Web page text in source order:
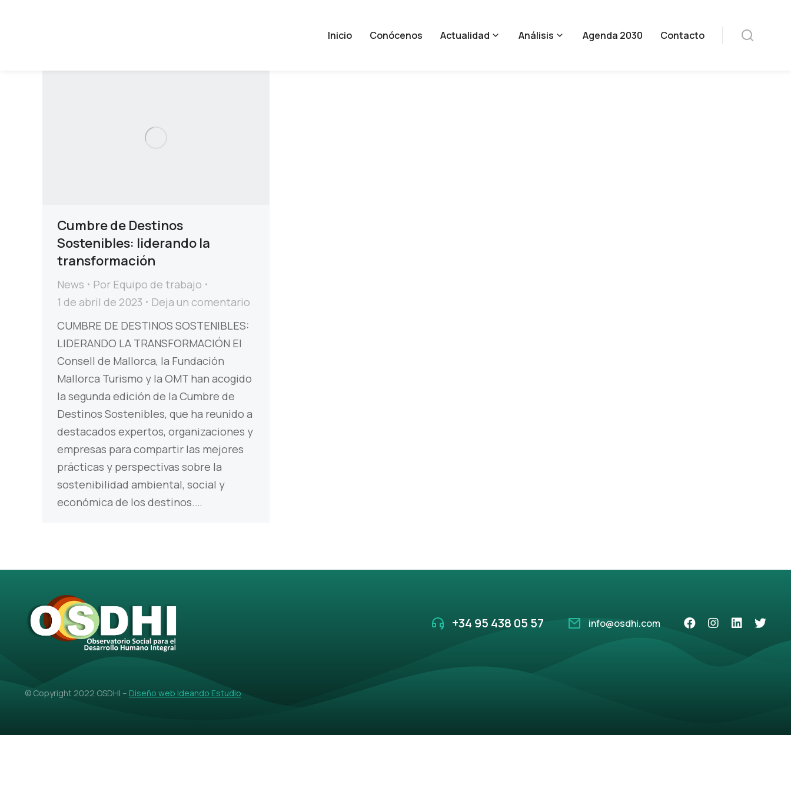
Inicio Conócenos Actualidad Análisis Agenda 2030 Contacto
Cumbre de Destinos
Sostenibles: liderando la
transformación
News Por Equipo de trabajo
1 de abril de 2023
Deja un comentario
CUMBRE DE DESTINOS SOSTENIBLES:
LIDERANDO LA TRANSFORMACIÓN El
Consell de Mallorca, la Fundación
Mallorca Turismo y la OMT han acogido
la segunda edición de la Cumbre de
Destinos Sostenibles, que ha reunido a
destacados expertos, organizaciones y
empresas para compartir las mejores
prácticas y perspectivas sobre la
sostenibilidad ambiental, social y
económica de los destinos.…
+34 95 438 05 57 info@osdhi.com
© Copyright 2022 OSDHI – Diseño web Ideando Estudio